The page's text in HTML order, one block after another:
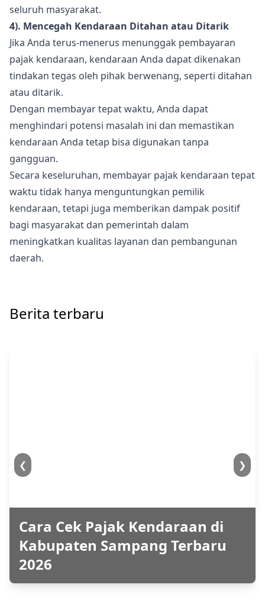
seluruh masyarakat.
4). Mencegah Kendaraan Ditahan atau Ditarik
Jika Anda terus-menerus menunggak pembayaran
pajak kendaraan, kendaraan Anda dapat dikenakan
tindakan tegas oleh pihak berwenang, seperti ditahan
atau ditarik.
Dengan membayar tepat waktu, Anda dapat
menghindari potensi masalah ini dan memastikan
kendaraan Anda tetap bisa digunakan tanpa
gangguan.
Secara keseluruhan, membayar pajak kendaraan tepat
waktu tidak hanya menguntungkan pemilik
kendaraan, tetapi juga memberikan dampak positif
bagi masyarakat dan pemerintah dalam
meningkatkan kualitas layanan dan pembangunan
daerah.
Berita terbaru
Cara Cek Pajak Kendaraan di
Kabupaten Sampang Terbaru
2026
❮ ❯